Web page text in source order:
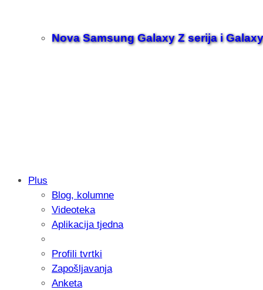
Nova Samsung Galaxy Z serija i
Sony predstavlja objektiv FE 100-
654 grama
Plus
Blog, kolumne
Videoteka
Aplikacija tjedna
Profili tvrtki
Zapošljavanja
Anketa